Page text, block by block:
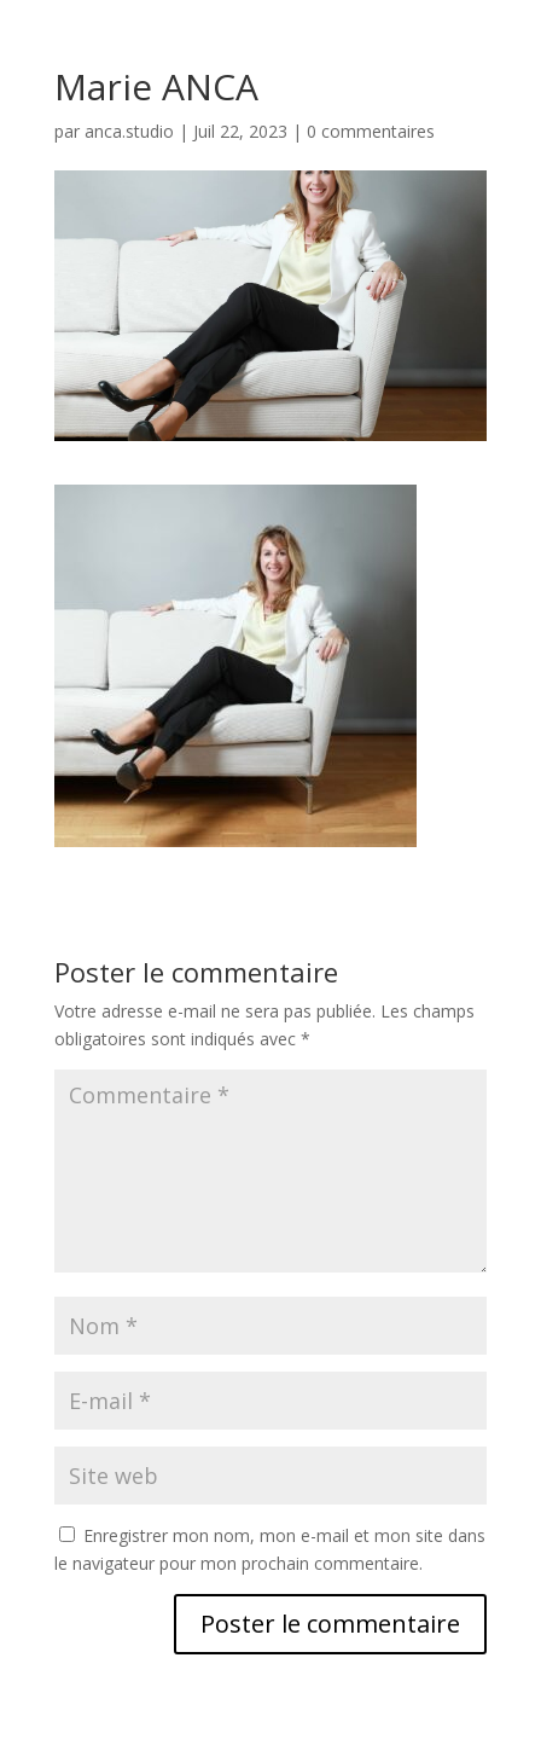
Marie ANCA
par anca.studio | Juil 22, 2023 | 0 commentaires
Poster le commentaire
Votre adresse e-mail ne sera pas publiée. Les champs
obligatoires sont indiqués avec *
Enregistrer mon nom, mon e-mail et mon site dans
le navigateur pour mon prochain commentaire.